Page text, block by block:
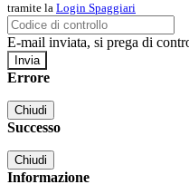
tramite la Login Spaggiari
E-mail inviata, si prega di
Errore
Chiudi
Successo
Chiudi
Informazione